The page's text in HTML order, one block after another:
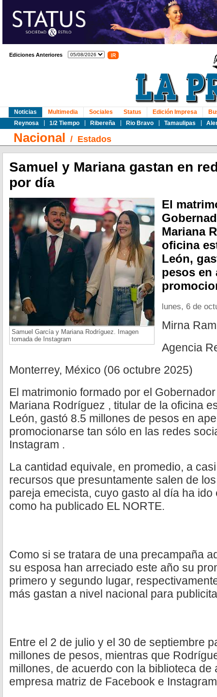
Ediciones Anteriores
Noticias
Reynosa
1/2 Tiempo Ribereña Rio Bravo Tamaulipas
Multimedia Sociales Status Edición Impresa
Nacional / Estados
Samuel y Mariana gastan en
por día
Samuel García y Mariana Rodríguez. Imagen
tomada de Instagram
El
Mariana
oficina
León,
pesos en
lunes, 6 de
Mirna
Agencia
Monterrey, México (06 octubre 2025)
El matrimonio formado por el
Mariana Rodríguez , titular de la oficina
León, gastó 8.5 millones de pesos en
promocionarse tan sólo en las redes
Instagram .
La cantidad equivale, en promedio, a
recursos que presuntamente salen de
pareja emecista, cuyo gasto al día ha
como ha publicado EL NORTE.
Como si se tratara de una precampaña
su esposa han arreciado este año su
primero y segundo lugar,
más gastan a nivel nacional para
Entre el 2 de julio y el 30 de septiembre
millones de pesos, mientras que
millones, de acuerdo con la biblioteca de
empresa matriz de Facebook e